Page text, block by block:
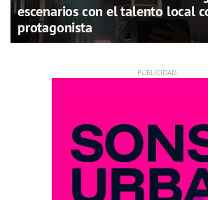
escenarios con el talento local
protagonista